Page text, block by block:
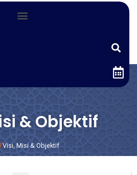
& Objektif
Visi, Misi & Objektif